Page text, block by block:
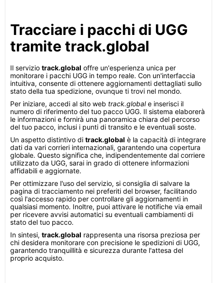
Tracciare i pacchi di UGG
tramite track.global
Il servizio track.global offre un'esperienza unica per
monitorare i pacchi UGG in tempo reale. Con un'interfaccia
intuitiva, consente di ottenere aggiornamenti dettagliati sullo
stato della tua spedizione, ovunque ti trovi nel mondo.
Per iniziare, accedi al sito web track.globale inserisci il
numero di riferimento del tuo pacco UGG. Il sistema elaborerà
le informazioni e fornirà una panoramica chiara del percorso
del tuo pacco, inclusi i punti di transito e le eventuali soste.
Un aspetto distintivo di track.global è la capacità di integrare
dati da vari corrieri internazionali, garantendo una copertura
globale. Questo significa che, indipendentemente dal corriere
utilizzato da UGG, sarai in grado di ottenere informazioni
affidabili e aggiornate.
Per ottimizzare l'uso del servizio, si consiglia di salvare la
pagina di tracciamento nei preferiti del browser, facilitando
così l'accesso rapido per controllare gli aggiornamenti in
qualsiasi momento. Inoltre, puoi attivare le notifiche via email
per ricevere avvisi automatici su eventuali cambiamenti di
stato del tuo pacco.
In sintesi, track.global rappresenta una risorsa preziosa per
chi desidera monitorare con precisione le spedizioni di UGG,
garantendo tranquillità e sicurezza durante l'attesa del
proprio acquisto.